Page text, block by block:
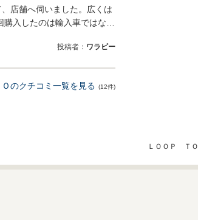
店舗へ伺いました。広くは
入したのは輸入車ではな…
投稿者： ワラビー
のクチコミ一覧を見る (12件)
ＬＯＯＰ Ｔ